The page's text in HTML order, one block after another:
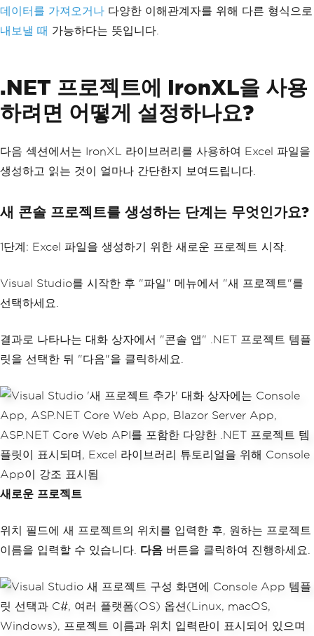
데이터를 가져오거나 다양한 이해관계자를 위해 다른 형식으로
내보낼 때 가능하다는 뜻입니다.
.NET 프로젝트에 IronXL을 사용
하려면 어떻게 설정하나요?
다음 섹션에서는 IronXL 라이브러리를 사용하여 Excel 파일을
생성하고 읽는 것이 얼마나 간단한지 보여드립니다.
새 콘솔 프로젝트를 생성하는 단계는 무엇인가요?
1단계: Excel 파일을 생성하기 위한 새로운 프로젝트 시작.
Visual Studio를 시작한 후 "파일" 메뉴에서 "새 프로젝트"를
선택하세요.
결과로 나타나는 대화 상자에서 "콘솔 앱" .NET 프로젝트 템플
릿을 선택한 뒤 "다음"을 클릭하세요.
새로운 프로젝트
위치 필드에 새 프로젝트의 위치를 입력한 후, 원하는 프로젝트
이름을 입력할 수 있습니다. 다음 버튼을 클릭하여 진행하세요.